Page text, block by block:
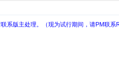
系版主处理。（现为试行期间，请PM联系